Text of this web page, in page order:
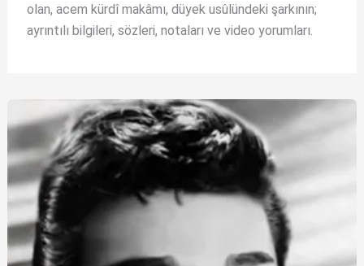
olan, acem kürdî makâmı, düyek usûlündeki şarkının;
ayrıntılı bilgileri, sözleri, notaları ve video yorumları.